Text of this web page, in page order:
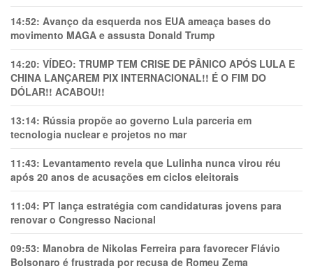
14:52: Avanço da esquerda nos EUA ameaça bases do
movimento MAGA e assusta Donald Trump
14:20: VÍDEO: TRUMP TEM CRlSE DE PÂNlCO APÓS LULA E
CHINA LANÇAREM PIX INTERNACIONAL!! É O FIM DO
DÓLAR!! ACABOU!!
13:14: Rússia propõe ao governo Lula parceria em
tecnologia nuclear e projetos no mar
11:43: Levantamento revela que Lulinha nunca virou réu
após 20 anos de acusações em ciclos eleitorais
11:04: PT lança estratégia com candidaturas jovens para
renovar o Congresso Nacional
09:53: Manobra de Nikolas Ferreira para favorecer Flávio
Bolsonaro é frustrada por recusa de Romeu Zema